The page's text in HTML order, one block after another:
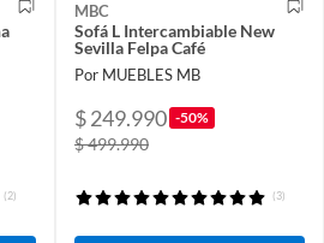
(2)
MBC
Sofá L Intercambiable New
Sevilla Felpa Café
Por MUEBLES MB
$ 249.990 -50%
$ 499.990
(3)